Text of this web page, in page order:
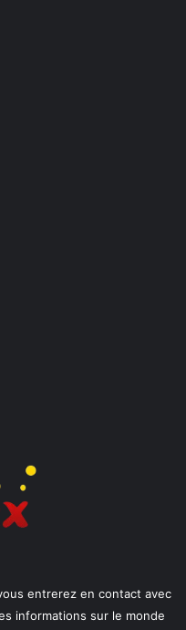
entrerez en contact avec
informations sur le monde